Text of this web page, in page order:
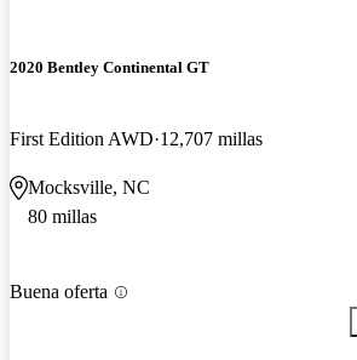
2020 Bentley Continental GT
First Edition AWD 12,707 millas
Mocksville, NC
80 millas
Buena oferta